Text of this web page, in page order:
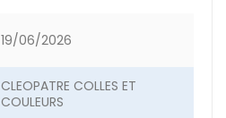
19/06/2026
CLEOPATRE COLLES ET
COULEURS